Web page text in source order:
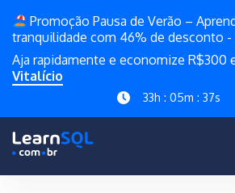
Promoção Pausa de Verão –
tranquilidade com 46% de desconto -
Aja rapidamente e economize R$300
Vitalício
33h : 05m : 36s